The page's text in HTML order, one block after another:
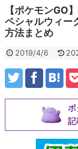
【ポケモンGO
ペシャルウィー
方法まとめ
2019/4/6
ボ
記